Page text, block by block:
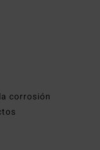
corrosión